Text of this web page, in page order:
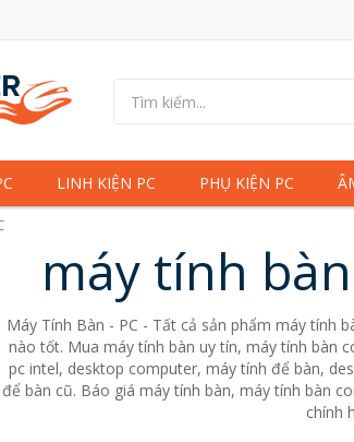
LINH KIỆN PC PHỤ KIỆN PC
máy tính
Máy Tính Bàn - PC - Tất cả sản phẩm máy tính
nào tốt. Mua máy tính bàn uy tín, máy tính bàn
pc intel, desktop computer, máy tính để bàn,
để bàn cũ. Báo giá máy tính bàn, máy tính bàn
chính